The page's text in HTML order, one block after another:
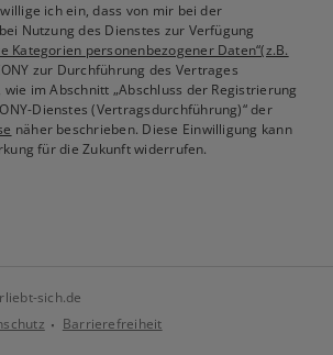
ich ein, dass von mir bei der
Nutzung des Dienstes zur Verfügung
Kategorien personenbezogener Daten“(z.B.
zur Durchführung des Vertrages
im Abschnitt „Abschluss der Registrierung
Dienstes (Vertragsdurchführung)“ der
näher beschrieben. Diese Einwilligung kann
für die Zukunft widerrufen.
sich.de
Barrierefreiheit